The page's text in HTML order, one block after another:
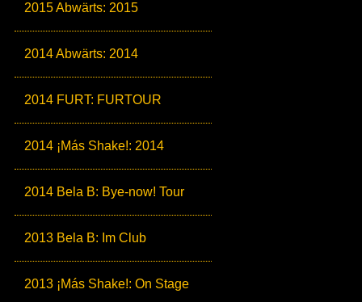
2015 Abwärts: 2015
2014 Abwärts: 2014
2014 FURT: FURTOUR
2014 ¡Más Shake!: 2014
2014 Bela B: Bye-now! Tour
2013 Bela B: Im Club
2013 ¡Más Shake!: On Stage